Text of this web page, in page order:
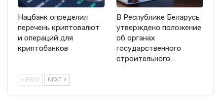
Нацбанк определил
перечень криптовалют
и операций для
криптобанков
В Республике Беларусь
утверждено положение
об органах
государственного
строительного…
PREV NEXT